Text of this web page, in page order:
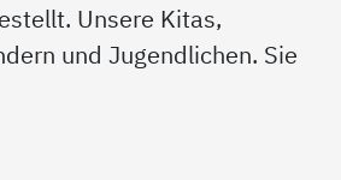
Unsere Kitas,
und Jugendlichen. Sie